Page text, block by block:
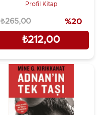
Profil Kitap
₺212,00
₺265,00 %20